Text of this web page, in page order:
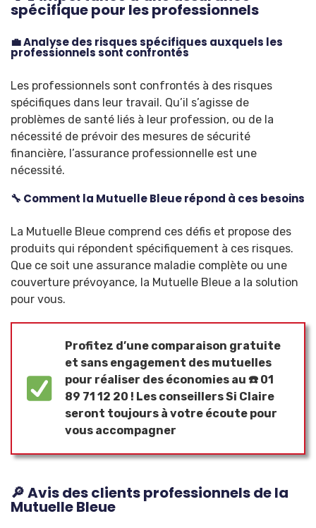
spécifique pour les professionnels
💼 Analyse des risques spécifiques auxquels les
professionnels sont confrontés
Les professionnels sont confrontés à des risques
spécifiques dans leur travail. Qu’il s’agisse de
problèmes de santé liés à leur profession, ou de la
nécessité de prévoir des mesures de sécurité
financière, l’assurance professionnelle est une
nécessité.
🔧 Comment la Mutuelle Bleue répond à ces besoins
La Mutuelle Bleue comprend ces défis et propose des
produits qui répondent spécifiquement à ces risques.
Que ce soit une assurance maladie complète ou une
couverture prévoyance, la Mutuelle Bleue a la solution
pour vous.
Profitez d’une comparaison gratuite
et sans engagement des mutuelles
pour réaliser des économies au ☎️ 01
89 71 12 20 ! Les conseillers Si Claire
seront toujours à votre écoute pour
vous accompagner
🔎 Avis des clients professionnels de la
Mutuelle Bleue